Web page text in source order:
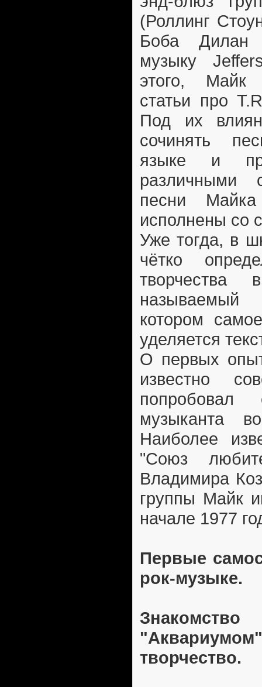
(Роллинг
Боба
музыку
этого, Майк
статьи про
Под их
сочинять
языке и
различными
песни
исполнены со
Уже тогда, в
чётко
котором
уделяется
О первых
известно
музыканта
Наиболее
"Союз
Владимира
группы Майк
начале 1977
Первые
рок-музыке.
творчество.